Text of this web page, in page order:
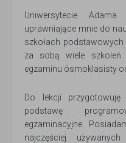
Uniwersytecie
uprawniające mnie do
szkołach
za sobą wiele szkoleń
egzaminu ósmoklasisty
Do lekcji
podstawę
egzaminacyjne.
najczęściej